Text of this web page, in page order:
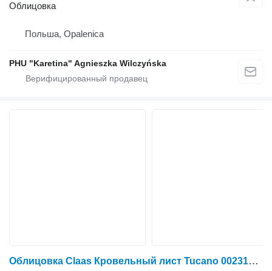
Облицовка
Польша, Opalenica
PHU "Karetina" Agnieszka Wilczyńska
Облицовка Claas Кровельный лист Tucano 0023129060 для Claas Tucano